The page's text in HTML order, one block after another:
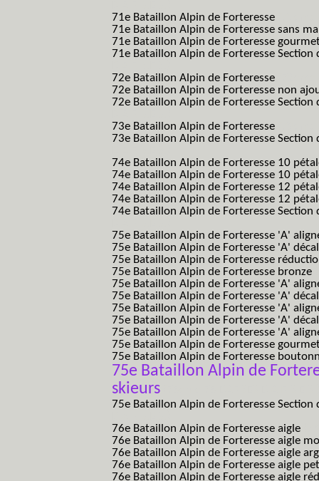
71e Bataillon Alpin de Forteresse
71e Bataillon Alpin de Forteresse sans
71e Bataillon Alpin de Forteresse
71e Bataillon Alpin de Forteresse
72e Bataillon Alpin de Forteresse
72e Bataillon Alpin de Forteresse non
72e Bataillon Alpin de Forteresse
73e Bataillon Alpin de Forteresse
73e Bataillon Alpin de Forteresse
74e Bataillon Alpin de Forteresse 10
74e Bataillon Alpin de Forteresse 10
74e Bataillon Alpin de Forteresse 12
74e Bataillon Alpin de Forteresse 12
74e Bataillon Alpin de Forteresse
75e Bataillon Alpin de Forteresse 'A'
75e Bataillon Alpin de Forteresse 'A'
75e Bataillon Alpin de Forteresse
75e Bataillon Alpin de Forteresse bronze
75e Bataillon Alpin de Forteresse 'A'
75e Bataillon Alpin de Forteresse 'A'
75e Bataillon Alpin de Forteresse 'A'
75e Bataillon Alpin de Forteresse 'A'
75e Bataillon Alpin de Forteresse 'A'
75e Bataillon Alpin de Forteresse
75e Bataillon Alpin de Forteresse
75e Bataillon Alpin de
skieurs
75e Bataillon Alpin de Forteresse
76e Bataillon Alpin de Forteresse aigle
76e Bataillon Alpin de Forteresse aigle
76e Bataillon Alpin de Forteresse aigle
76e Bataillon Alpin de Forteresse aigle
76e Bataillon Alpin de Forteresse aigle